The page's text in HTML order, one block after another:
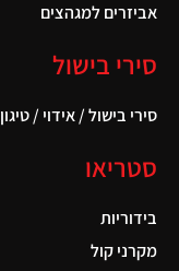
אביזרים למגהצים
סירי בישול
סירי בישול / אידוי / טיגון
סטריאו
בידוריות
מקרני קול